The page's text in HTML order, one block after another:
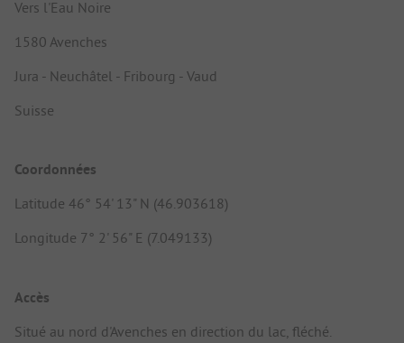
Vers l'Eau Noire
1580 Avenches
Jura - Neuchâtel - Fribourg - Vaud
Suisse
Coordonnées
Latitude 46° 54' 13" N (46.903618)
Longitude 7° 2' 56" E (7.049133)
Accès
Situé au nord d'Avenches en direction du lac, fléché.